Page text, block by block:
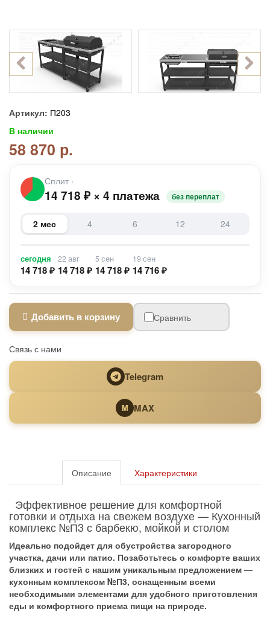
Артикул: П203
В наличии
58 870 р.
Сплит ›
14 718 ₽ × 4 платежа без переплат
2 мес 4 6 12 24
сегодня
14 718 ₽
22 авг
14 718 ₽
5 сен
14 718 ₽
19 сен
14 716 ₽
Добавить в корзину Сравнить
Связь с нами
Telegram
M MAX
Описание Характеристики
Эффективное решение для комфортной
готовки и отдыха на свежем воздухе — Кухонный
комплекс №П3 с барбекю, мойкой и столом
Идеально подойдет для обустройства загородного
участка, дачи или патио. Позаботьтесь о комфорте ваших
близких и гостей с нашим уникальным предложением —
кухонным комплексом №П3, оснащенным всеми
необходимыми элементами для удобного приготовления
еды и комфортного приема пищи на природе.